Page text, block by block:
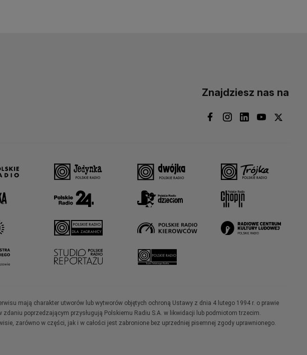
Znajdziesz nas na
mają charakter utworów lub wytworów objętych ochroną Ustawy z dnia 4 lutego 1994 r. o prawie
poprzedzającym przysługują Polskiemu Radiu S.A. w likwidacji lub podmiotom trzecim.
zarówno w części, jak i w całości jest zabronione bez uprzedniej pisemnej zgody uprawnionego.